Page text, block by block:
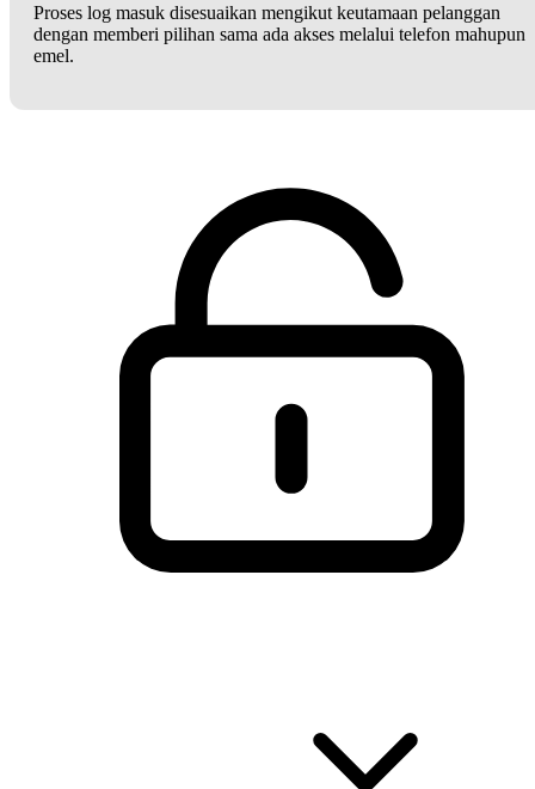
Proses log masuk disesuaikan mengikut keutamaan pelanggan
dengan memberi pilihan sama ada akses melalui telefon mahupun
emel.